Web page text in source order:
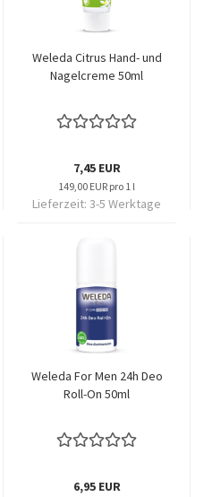
Weleda Citrus Hand- und
Nagelcreme 50ml
7,45 EUR
149,00 EUR pro 1 l
Lieferzeit: 3-5 Werktage
Weleda For Men 24h Deo
Roll-On 50ml
6,95 EUR